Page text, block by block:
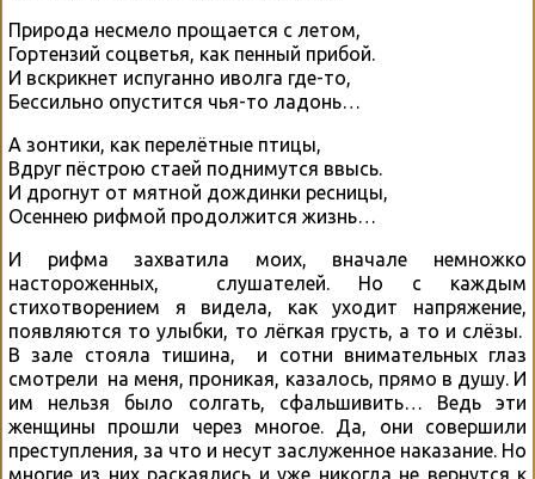
Природа несмело прощается с летом,
Гортензий соцветья, как пенный прибой.
И вскрикнет испуганно иволга где-то,
Бессильно опустится чья-то ладонь…
А зонтики, как перелётные птицы,
Вдруг пёстрою стаей поднимутся ввысь.
И дрогнут от мятной дождинки ресницы,
Осеннею рифмой продолжится жизнь…
И рифма захватила моих, вначале немножко
настороженных, слушателей. Но с каждым
стихотворением я видела, как уходит напряжение,
появляются то улыбки, то лёгкая грусть, а то и слёзы.
В зале стояла тишина, и сотни внимательных глаз
смотрели на меня, проникая, казалось, прямо в душу. И
им нельзя было солгать, сфальшивить… Ведь эти
женщины прошли через многое. Да, они совершили
преступления, за что и несут заслуженное наказание. Но
многие из них раскаялись и уже никогда не вернутся к